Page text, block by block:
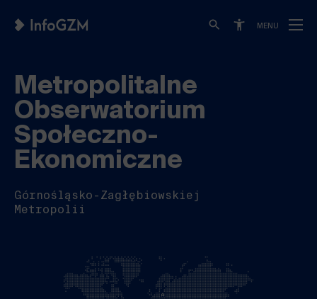
MENU
Metropolitalne
Obserwatorium
Społeczno-
Ekonomiczne
Górnośląsko-Zagłębiowskiej
Metropolii